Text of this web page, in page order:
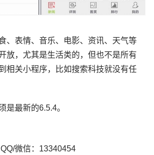
、表情、音乐、电影、资讯、天气等
放，尤其是生活类的，但也不是所有
相关小程序，比如搜索科技就没有任
是最新的6.5.4。
QQ/微信：13340454